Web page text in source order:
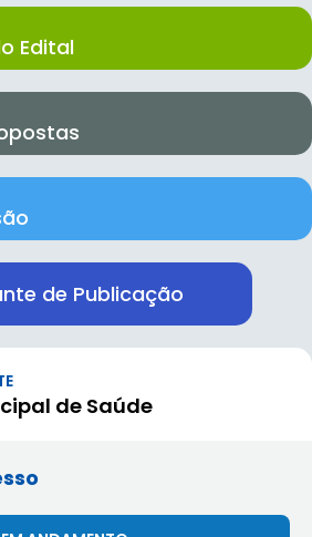
Edital
de Publicação
de Saúde